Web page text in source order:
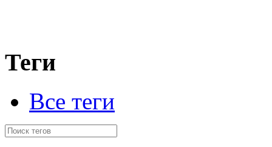
Теги
Все теги